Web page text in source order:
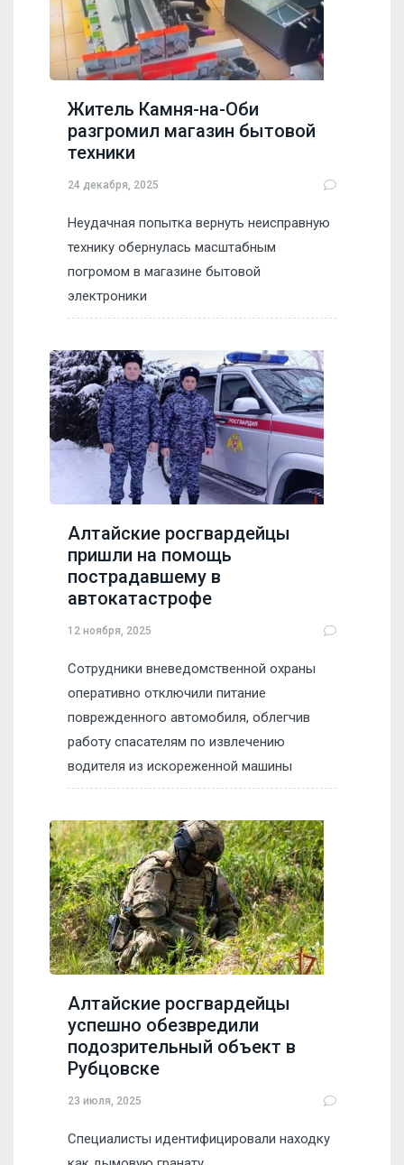
Житель Камня-на-Оби
разгромил магазин бытовой
техники
24 декабря, 2025
Неудачная попытка вернуть неисправную
технику обернулась масштабным
погромом в магазине бытовой
электроники
Алтайские росгвардейцы
пришли на помощь
пострадавшему в
автокатастрофе
12 ноября, 2025
Сотрудники вневедомственной охраны
оперативно отключили питание
поврежденного автомобиля, облегчив
работу спасателям по извлечению
водителя из искореженной машины
Алтайские росгвардейцы
успешно обезвредили
подозрительный объект в
Рубцовске
23 июля, 2025
Специалисты идентифицировали находку